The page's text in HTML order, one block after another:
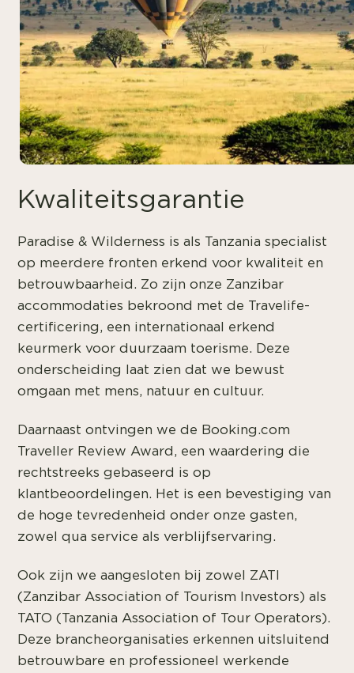
Kwaliteitsgarantie
Paradise & Wilderness is als Tanzania specialist
op meerdere fronten erkend voor kwaliteit en
betrouwbaarheid. Zo zijn onze Zanzibar
accommodaties bekroond met de Travelife-
certificering, een internationaal erkend
keurmerk voor duurzaam toerisme. Deze
onderscheiding laat zien dat we bewust
omgaan met mens, natuur en cultuur.
Daarnaast ontvingen we de Booking.com
Traveller Review Award, een waardering die
rechtstreeks gebaseerd is op
klantbeoordelingen. Het is een bevestiging van
de hoge tevredenheid onder onze gasten,
zowel qua service als verblijfservaring.
Ook zijn we aangesloten bij zowel ZATI
(Zanzibar Association of Tourism Investors) als
TATO (Tanzania Association of Tour Operators).
Deze brancheorganisaties erkennen uitsluitend
betrouwbare en professioneel werkende